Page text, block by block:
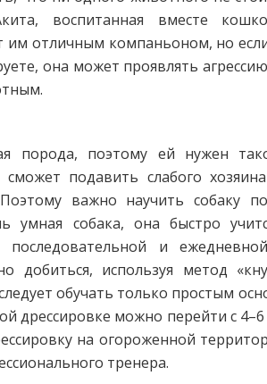
воспитанная вместе
им отличным компаньоном, но
она может проявлять
порода, поэтому ей нужен
сможет подавить слабого
важно научить собаку
умная собака, она быстро
и
добиться, используя метод
обучать только простым
дрессировке можно перейти с
на огороженной
тренера.